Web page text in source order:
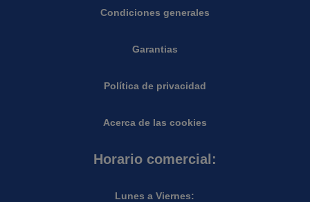
Condiciones generales
Garantias
Política de privacidad
Acerca de las cookies
Horario comercial:
Lunes a Viernes: